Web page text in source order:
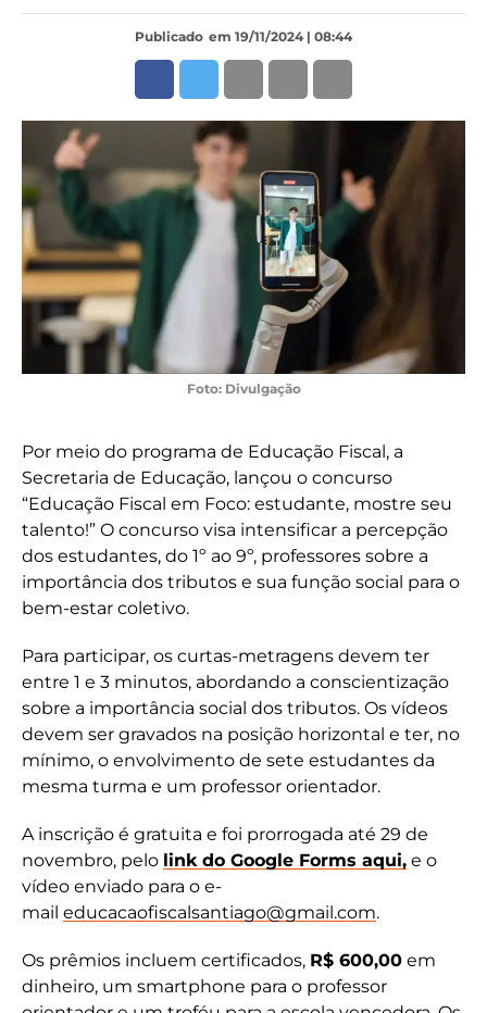
Publicado em 19/11/2024 | 08:44
Foto: Divulgação
Por meio do programa de Educação Fiscal, a
Secretaria de Educação, lançou o concurso
“Educação Fiscal em Foco: estudante, mostre seu
talento!” O concurso visa intensificar a percepção
dos estudantes, do 1º ao 9º, professores sobre a
importância dos tributos e sua função social para o
bem-estar coletivo.
Para participar, os curtas-metragens devem ter
entre 1 e 3 minutos, abordando a conscientização
sobre a importância social dos tributos. Os vídeos
devem ser gravados na posição horizontal e ter, no
mínimo, o envolvimento de sete estudantes da
mesma turma e um professor orientador.
A inscrição é gratuita e foi prorrogada até 29 de
novembro, pelo link do Google Forms aqui, e o
vídeo enviado para o e-
mail educacaofiscalsantiago@gmail.com.
Os prêmios incluem certificados, R$ 600,00 em
dinheiro, um smartphone para o professor